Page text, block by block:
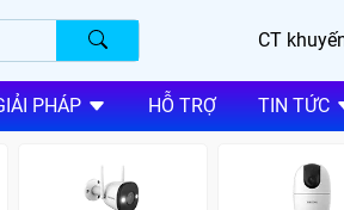
CT
PHÁP HỖ TRỢ TIN TỨC